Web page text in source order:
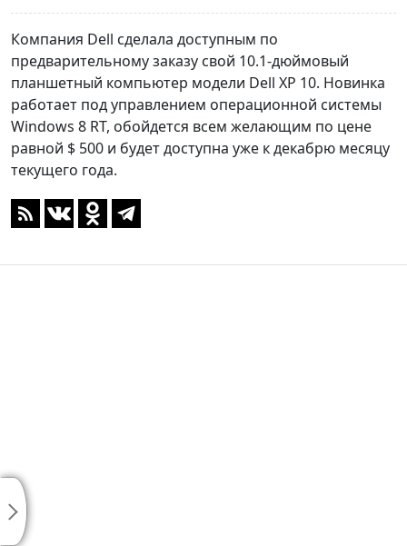
Компания Dell сделала доступным по
предварительному заказу свой 10.1-дюймовый
планшетный компьютер модели Dell XP 10. Новинка
работает под управлением операционной системы
Windows 8 RT, обойдется всем желающим по цене
равной $ 500 и будет доступна уже к декабрю месяцу
текущего года.